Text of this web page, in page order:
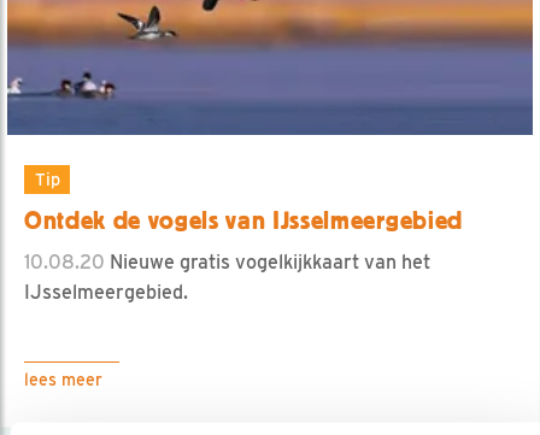
Tip
Ontdek de vogels van IJsselmeergebied
10.08.20 Nieuwe gratis vogelkijkkaart van het
IJsselmeergebied.
lees meer